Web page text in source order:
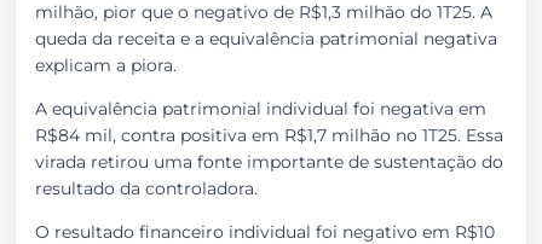
milhão, pior que o negativo de R$1,3 milhão do 1T25. A
queda da receita e a equivalência patrimonial negativa
explicam a piora.
A equivalência patrimonial individual foi negativa em
R$84 mil, contra positiva em R$1,7 milhão no 1T25. Essa
virada retirou uma fonte importante de sustentação do
resultado da controladora.
O resultado financeiro individual foi negativo em R$10